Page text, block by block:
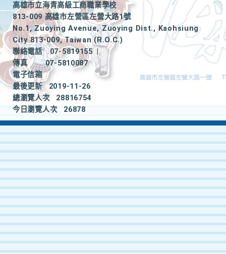
高雄市立海青高級工商職業學校
813-009 高雄市左營區左營大路1號
No.1, Zuoying Avenue, Zuoying Dist., Kaohsiung
City 813-009, Taiwan (R.O.C.)
聯絡電話
07-5819155
|
傳真
07-5810087
電子信箱
最後更新
2019-11-26
總瀏覽人次
28816754
今日瀏覽人次
26878